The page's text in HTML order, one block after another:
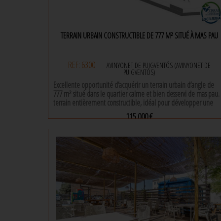
TERRAIN URBAIN CONSTRUCTIBLE DE 777 M² SITUÉ À MAS PAU
REF: 6300 AVINYONET DE PUIGVENTÓS (AVINYONET DE
PUIGVENTÓS)
Excellente opportunité d’acquérir un terrain urbain d’angle de
777 m² situé dans le quartier calme et bien desservi de mas pau.
terrain entièrement constructible, idéal pour développer une
maison individuelle moderne avec jardin.
le projet est livré avec une conception réalisée par modular
home, la société espagnole la plus prestigieuse dans le domaine
des maisons modulaires en béton. il s’agit d’une maison de plain-
pied en forme de l, avec pergola et piscine orientée au sud.
certaines parties du projet peuvent être modifiées, prêt à
demander le permis de construire. idéal pour ceux qui
souhaitent construire sur mesure dans une zone résidentielle en
développement.
excellente situation et orientation.
pour plus d’informations ou pour organiser une visite, contactez-
115.000 €
777 m² |